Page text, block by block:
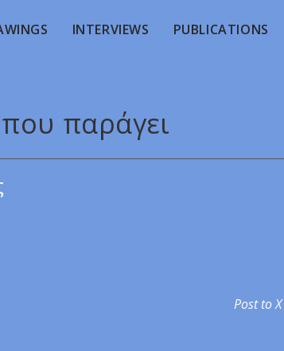
INTERVIEWS PUBLICATIONS
παράγει
Post to X